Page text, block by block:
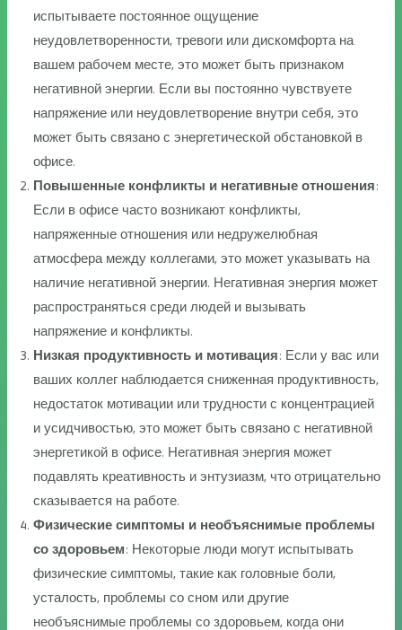
испытываете постоянное ощущение
неудовлетворенности, тревоги или дискомфорта на
вашем рабочем месте, это может быть признаком
негативной энергии. Если вы постоянно чувствуете
напряжение или неудовлетворение внутри себя, это
может быть связано с энергетической обстановкой в
офисе.
Повышенные конфликты и негативные отношения:
Если в офисе часто возникают конфликты,
напряженные отношения или недружелюбная
атмосфера между коллегами, это может указывать на
наличие негативной энергии. Негативная энергия может
распространяться среди людей и вызывать
напряжение и конфликты.
Низкая продуктивность и мотивация: Если у вас или
ваших коллег наблюдается сниженная продуктивность,
недостаток мотивации или трудности с концентрацией
и усидчивостью, это может быть связано с негативной
энергетикой в офисе. Негативная энергия может
подавлять креативность и энтузиазм, что отрицательно
сказывается на работе.
Физические симптомы и необъяснимые проблемы
со здоровьем: Некоторые люди могут испытывать
физические симптомы, такие как головные боли,
усталость, проблемы со сном или другие
необъяснимые проблемы со здоровьем, когда они